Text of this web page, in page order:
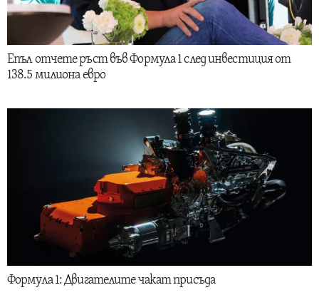
Епъл отчете ръст във Формула 1 след инвестиция от
138.5 милиона евро
Формула 1: Двигателите чакат присъда